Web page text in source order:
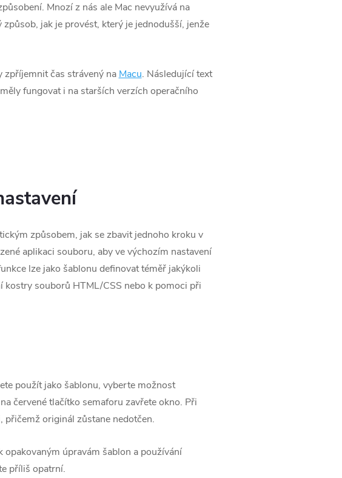
Mnozí z nás ale Mac nevyužívá na
jak je provést, který je jednodušší, jenže
čas strávený na Macu. Následující text
fungovat i na starších verzích operačního
způsobem, jak se zbavit jednoho kroku v
aplikaci souboru, aby ve výchozím nastavení
lze jako šablonu definovat téměř jakýkoli
souborů HTML/CSS nebo k pomoci při
použít jako šablonu, vyberte možnost
červené tlačítko semaforu zavřete okno. Při
originál zůstane nedotčen.
úpravám šablon a používání
příliš opatrní.